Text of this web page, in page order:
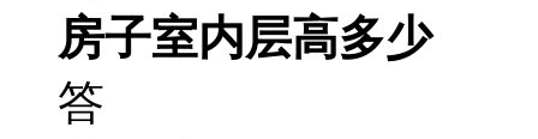
房子室内层高多少
答